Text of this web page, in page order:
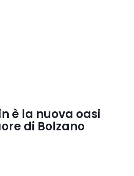
è la nuova oasi
di Bolzano